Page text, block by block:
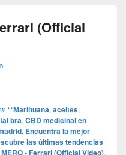
(Official
**Marihuana, aceites,
bra, CBD medicinal en
, Encuentra la mejor
las últimas tendencias
- Ferrari (Official Video),